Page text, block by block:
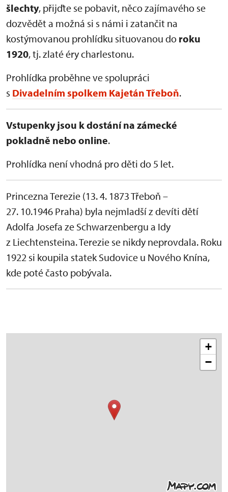
šlechty, přijďte se pobavit, něco zajímavého se
dozvědět a možná si s námi i zatančit na
kostýmovanou prohlídku situovanou do roku
1920, tj. zlaté éry charlestonu.
Prohlídka proběhne ve spolupráci
s Divadelním spolkem Kajetán Třeboň.
Vstupenky jsou k dostání na zámecké
pokladně nebo online.
Prohlídka není vhodná pro děti do 5 let.
Princezna Terezie (13. 4. 1873 Třeboň –
27. 10.1946 Praha) byla nejmladší z devíti dětí
Adolfa Josefa ze Schwarzenbergu a Idy
z Liechtensteina. Terezie se nikdy neprovdala. Roku
1922 si koupila statek Sudovice u Nového Knína,
kde poté často pobývala.
+
−